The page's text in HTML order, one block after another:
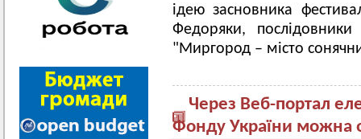
ідею засновника
Федоряки,
"Миргород – місто
Через Веб-портал
Фонду України можна